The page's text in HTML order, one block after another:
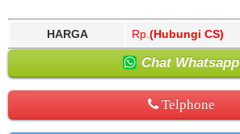
HARGA Rp. (Hubungi CS)
Chat Whatsapp
Telphone